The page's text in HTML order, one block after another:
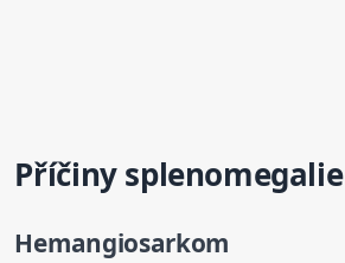
Příčiny splenomegalie
Hemangiosarkom